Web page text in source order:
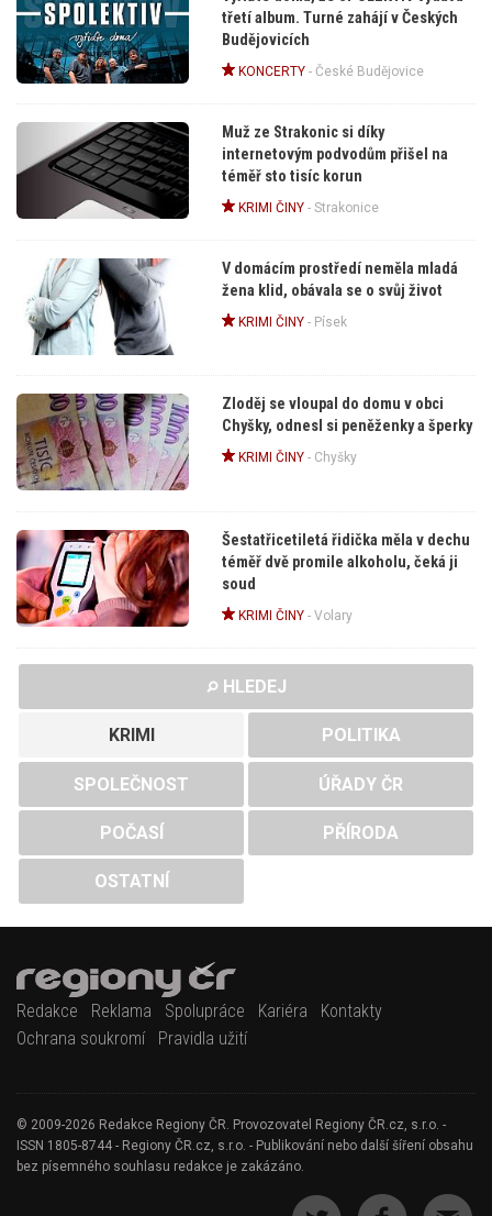
třetí album. Turné zahájí v Českých
Budějovicích
KONCERTY- České Budějovice
Muž ze Strakonic si díky
internetovým podvodům přišel na
téměř sto tisíc korun
KRIMI ČINY- Strakonice
V domácím prostředí neměla mladá
žena klid, obávala se o svůj život
KRIMI ČINY- Písek
Zloděj se vloupal do domu v obci
Chyšky, odnesl si peněženky a šperky
KRIMI ČINY- Chyšky
Šestatřicetiletá řidička měla v dechu
téměř dvě promile alkoholu, čeká ji
soud
KRIMI ČINY- Volary
HLEDEJ
KRIMI POLITIKA
SPOLEČNOST ÚŘADY ČR
POČASÍ PŘÍRODA
OSTATNÍ
Redakce Reklama Spolupráce Kariéra
Kontakty
Ochrana soukromí
Pravidla užití
© 2009-2026 Redakce Regiony ČR. Provozovatel Regiony ČR.cz, s.r.o. -
ISSN 1805-8744 - Regiony ČR.cz, s.r.o. - Publikování nebo další šíření obsahu
bez písemného souhlasu redakce je zakázáno.